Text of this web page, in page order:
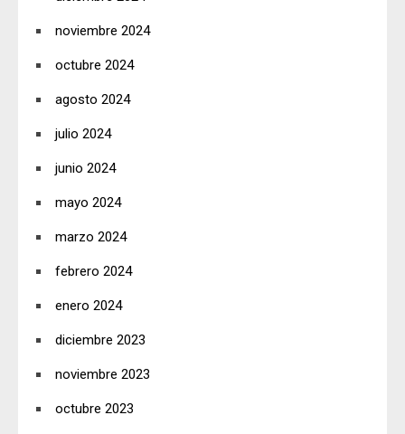
noviembre 2024
octubre 2024
agosto 2024
julio 2024
junio 2024
mayo 2024
marzo 2024
febrero 2024
enero 2024
diciembre 2023
noviembre 2023
octubre 2023